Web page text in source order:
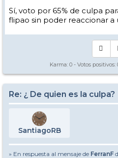
Sí, voto por 65% de culpa
flipao sin poder reaccionar a
Karma: 0 - Votos positivos:
Re: ¿ De quien es la culpa?
SantiagoRB
» En respuesta al mensaje de FerranF